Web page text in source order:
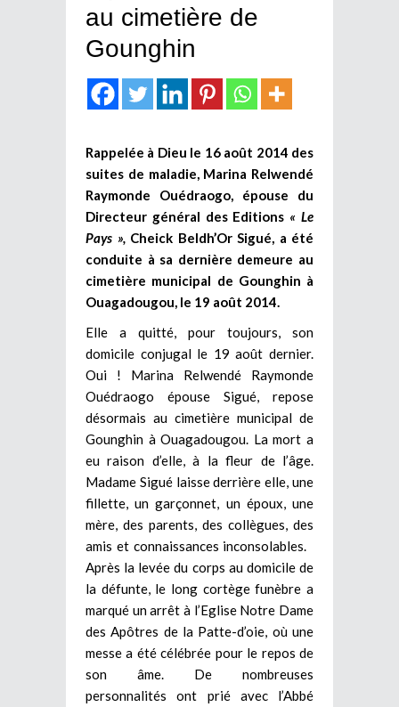
au cimetière de
Gounghin
Rappelée à Dieu le 16 août 2014 des
suites de maladie, Marina Relwendé
Raymonde Ouédraogo, épouse du
Directeur général des Editions « Le
Pays », Cheick Beldh’Or Sigué, a été
conduite à sa dernière demeure au
cimetière municipal de Gounghin à
Ouagadougou, le 19 août 2014.
Elle a quitté, pour toujours, son
domicile conjugal le 19 août dernier.
Oui ! Marina Relwendé Raymonde
Ouédraogo épouse Sigué, repose
désormais au cimetière municipal de
Gounghin à Ouagadougou. La mort a
eu raison d’elle, à la fleur de l’âge.
Madame Sigué laisse derrière elle, une
fillette, un garçonnet, un époux, une
mère, des parents, des collègues, des
amis et connaissances inconsolables.
Après la levée du corps au domicile de
la défunte, le long cortège funèbre a
marqué un arrêt à l’Eglise Notre Dame
des Apôtres de la Patte-d’oie, où une
messe a été célébrée pour le repos de
son âme. De nombreuses
personnalités ont prié avec l’Abbé